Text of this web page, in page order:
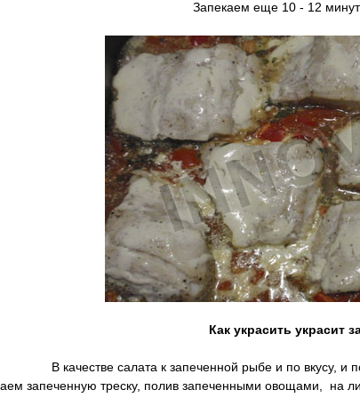
Запекаем еще 10 - 12 минут
Как украсить украсит
В качестве салата к запеченной рыбе и по вкусу,
запеченную треску, полив запеченными овощами, на